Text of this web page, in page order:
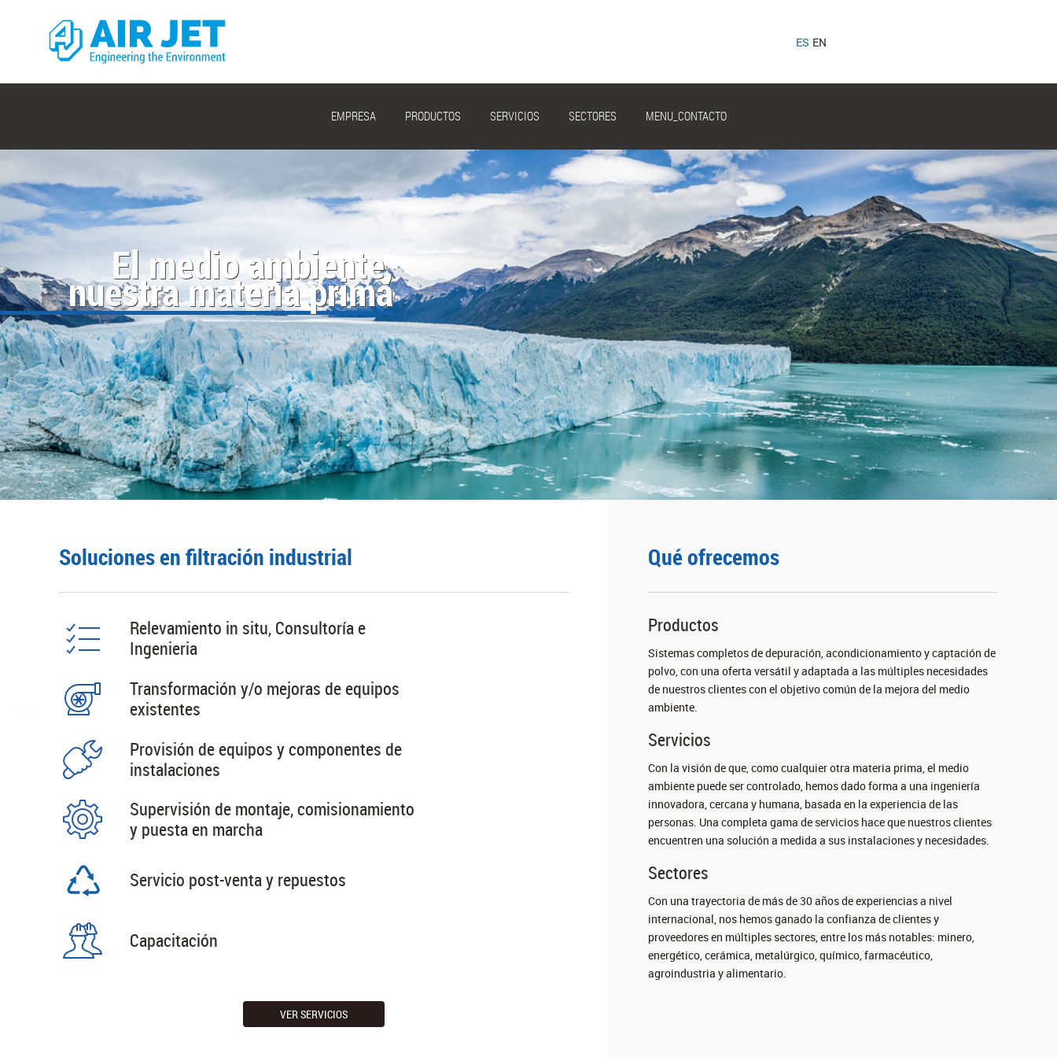
ES EN
EMPRESA PRODUCTOS SERVICIOS SECTORES MENU_CONTACTO
El medio ambiente,
nuestra materia prima
Ingeniería hecha a medida
Soluciones en filtración industrial
Relevamiento in situ, Consultoría e
Ingenieria
Transformación y/o mejoras de equipos
existentes
Provisión de equipos y componentes de
instalaciones
Supervisión de montaje, comisionamiento
y puesta en marcha
Servicio post-venta y repuestos
Capacitación
VER SERVICIOS
Qué ofrecemos
Productos
Sistemas completos de depuración, acondicionamiento y captación de
polvo, con una oferta versátil y adaptada a las múltiples necesidades
de nuestros clientes con el objetivo común de la mejora del medio
ambiente.
Servicios
Con la visión de que, como cualquier otra materia prima, el medio
ambiente puede ser controlado, hemos dado forma a una ingeniería
innovadora, cercana y humana, basada en la experiencia de las
personas. Una completa gama de servicios hace que nuestros clientes
encuentren una solución a medida a sus instalaciones y necesidades.
Sectores
Con una trayectoria de más de 30 años de experiencias a nivel
internacional, nos hemos ganado la confianza de clientes y
proveedores en múltiples sectores, entre los más notables: minero,
energético, cerámica, metalúrgico, químico, farmacéutico,
agroindustria y alimentario.